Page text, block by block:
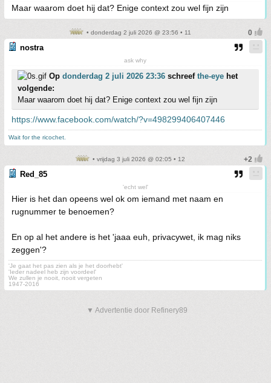
Maar waarom doet hij dat? Enige context zou wel fijn zijn
• donderdag 2 juli 2026 @ 23:56 • 11
nostra
ask why
Op donderdag 2 juli 2026 23:36 schreef the-eye het
volgende:
Maar waarom doet hij dat? Enige context zou wel fijn zijn
https://www.facebook.com/watch/?v=498299406407446
Wait for the ricochet.
• vrijdag 3 juli 2026 @ 02:05 • 12
Red_85
'echt wel'
Hier is het dan opeens wel ok om iemand met naam en
rugnummer te benoemen?
En op al het andere is het 'jaaa euh, privacywet, ik mag niks
zeggen'?
'Je gaat het pas zien als je het doorhebt'
'Ieder nadeel heb zijn voordeel'
We zullen je nooit, nooit vergeten
1947-2016
▼ Advertentie door Refinery89